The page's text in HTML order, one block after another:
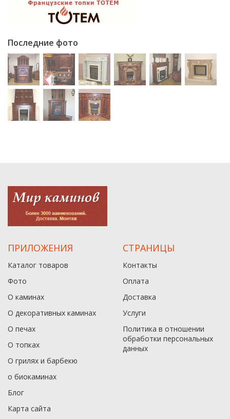
Последние фото
ПРИЛОЖЕНИЯ
Каталог товаров
Фото
О каминах
О декоративных каминах
О печах
О топках
О грилях и барбекю
о биокаминах
Блог
Карта сайта
СТРАНИЦЫ
Контакты
Оплата
Доставка
Услуги
Политика в отношении
обработки персональных
данныx